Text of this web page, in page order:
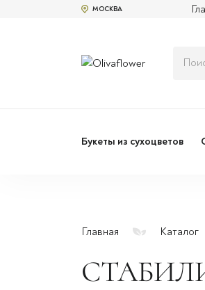
МОСКВА
Букеты из сухоцветов
Главная Каталог